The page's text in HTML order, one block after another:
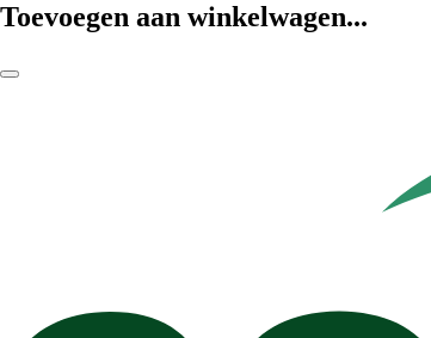
Toevoegen aan winkelwagen...